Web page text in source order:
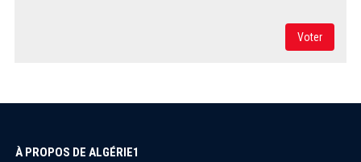
Voter
À PROPOS DE ALGÉRIE1